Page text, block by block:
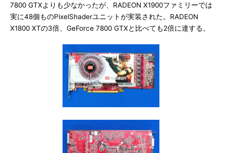
7800 GTXよりも少なかったが、RADEON X1900ファミリーでは
実に48個ものPixelShaderユニットが実装された。RADEON
X1800 XTの3倍、GeForce 7800 GTXと比べても2倍に達する。